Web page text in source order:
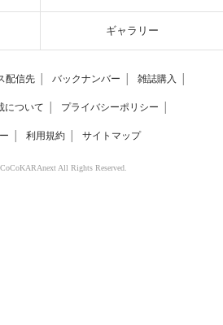
ギャラリー
配信先 バックナンバー 雑誌購入
について プライバシーポリシー
利用規約 サイトマップ
All Rights Reserved.